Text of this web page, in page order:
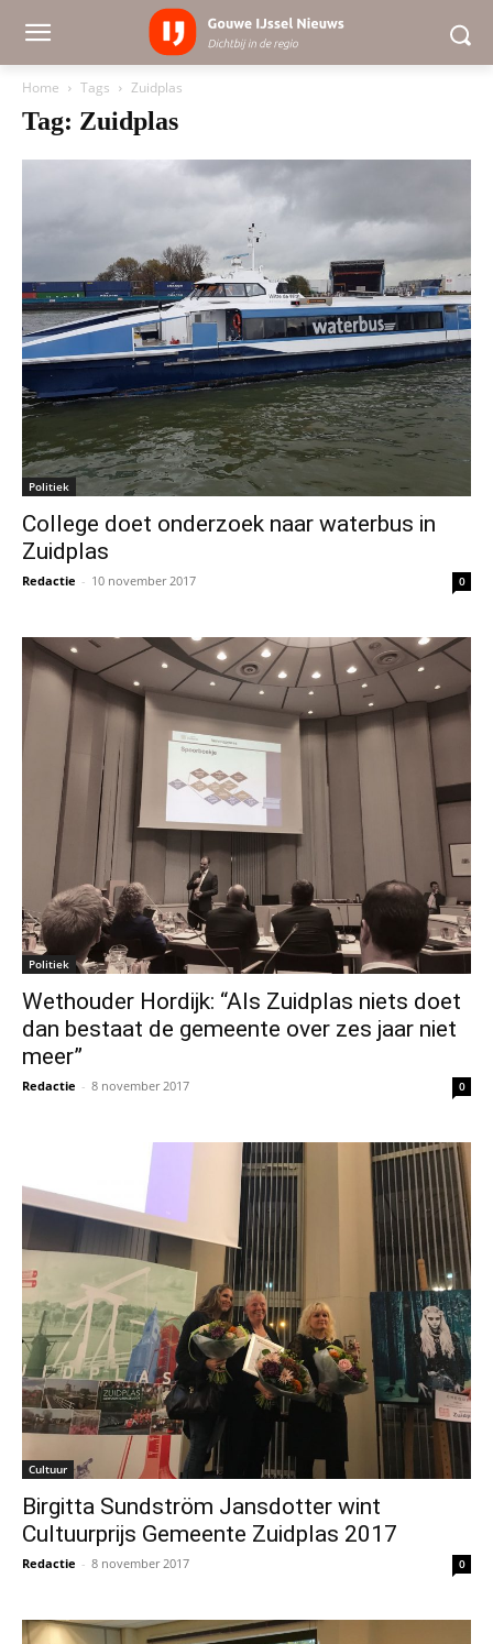
Home Tags Zuidplas
Tag: Zuidplas
Politiek
College doet onderzoek naar waterbus in
Zuidplas
Redactie - 10 november 2017 0
Politiek
Wethouder Hordijk: “Als Zuidplas niets doet
dan bestaat de gemeente over zes jaar niet
meer”
Redactie - 8 november 2017 0
Cultuur
Birgitta Sundström Jansdotter wint
Cultuurprijs Gemeente Zuidplas 2017
Redactie - 8 november 2017 0